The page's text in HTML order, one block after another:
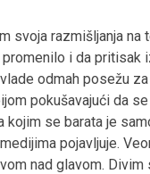
svoja razmišljanja
i da pritisak
odmah posežu
pokušavajući da
kojim se barata je
pojavljuje.
nad glavom.